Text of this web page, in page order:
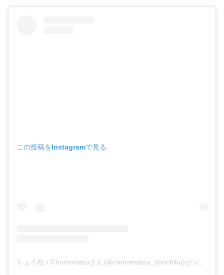
この投稿をInstagramで見る